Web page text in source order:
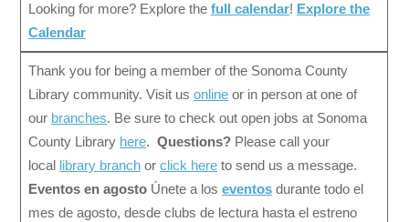
Looking for more? Explore the full calendar! Explore the
Calendar
Thank you for being a member of the Sonoma County
Library community. Visit us online or in person at one of
our branches. Be sure to check out open jobs at Sonoma
County Library here. Questions? Please call your
local library branch or click here to send us a message.
Eventos en agosto Únete a los eventos durante todo el
mes de agosto, desde clubs de lectura hasta el estreno